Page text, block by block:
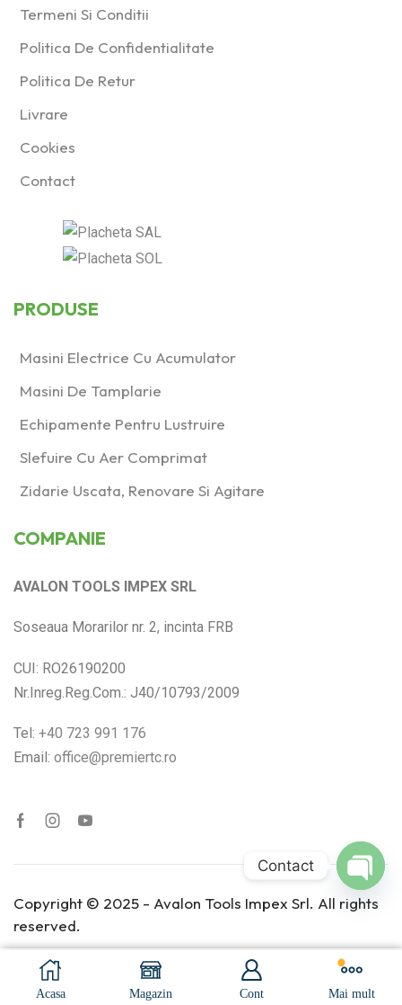
Termeni Si Conditii
Politica De Confidentialitate
Politica De Retur
Livrare
Cookies
Contact
PRODUSE
Masini Electrice Cu Acumulator
Masini De Tamplarie
Echipamente Pentru Lustruire
Slefuire Cu Aer Comprimat
Zidarie Uscata, Renovare Si Agitare
COMPANIE
AVALON TOOLS IMPEX SRL
Soseaua Morarilor nr. 2, incinta FRB
CUI: RO26190200
Nr.Inreg.Reg.Com.: J40/10793/2009
Tel: +40 723 991 176
Email: office@premiertc.ro
Copyright © 2025 - Avalon Tools Impex Srl. All rights
reserved.
Adaugă În Coș Cumpara Acum
Acasa Magazin Cont Mai mult
Contact
Open